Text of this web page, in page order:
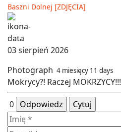
Baszni Dolnej [ZDJĘCIA]
03 sierpień 2026
Photograph 4 miesięcy 11 days
Mokrycy?! Raczej MOKRZYCY!!!
0 Odpowiedz Cytuj